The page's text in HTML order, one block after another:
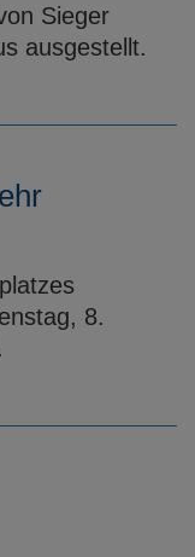
Sieger
ausgestellt.
8.